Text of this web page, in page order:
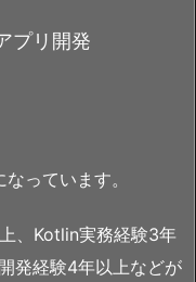
プリ開発
っています。
、Kotlin実務経験3年
発経験4年以上などが